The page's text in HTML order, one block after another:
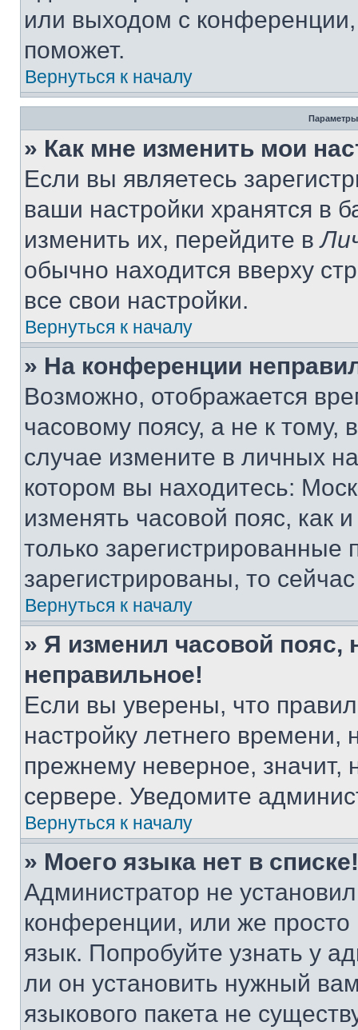
или выходом с
поможет.
Вернуться к началу
Параметры
» Как мне изменить мои
Если вы являетесь
ваши настройки хранятся в
изменить их, перейдите в
обычно находится вверху
все свои настройки.
Вернуться к началу
» На конференции
Возможно, отображается
часовому поясу, а не к тому,
случае измените в личных
котором вы находитесь:
изменять часовой пояс, как
только
зарегистрированы, то
Вернуться к началу
» Я изменил часовой пояс,
неправильное!
Если вы уверены, что
настройку летнего
прежнему неверное, значит,
сервере. Уведомите
Вернуться к началу
» Моего языка нет в списке!
Администратор не
конференции, или же
язык. Попробуйте узнать у
ли он установить нужный
языкового пакета не